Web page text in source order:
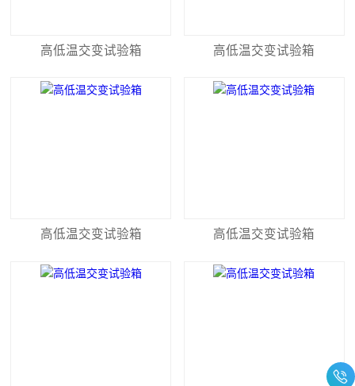
高低温交变试验箱 高低温交变试验箱
高低温交变试验箱 高低温交变试验箱